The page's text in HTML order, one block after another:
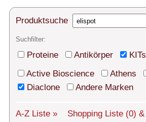
Produkte
Kontakt
Versand
Über uns
Produktsuche
Suchfilter:
Proteine Antikörper
KITs
Active Bioscience
Athens
Diaclone
Andere Marken
A-Z Liste » Shopping Liste (0) &